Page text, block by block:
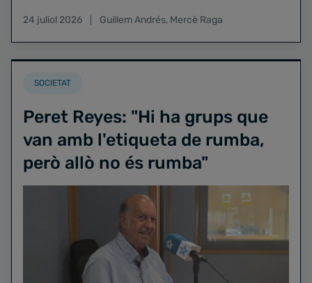
24 juliol 2026
Guillem Andrés, Mercè Raga
SOCIETAT
Peret Reyes: "Hi ha grups que
van amb l'etiqueta de rumba,
però allò no és rumba"